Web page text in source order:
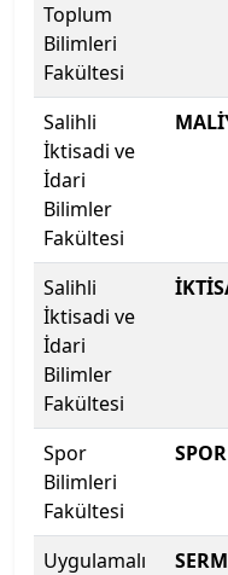
İzmir Bakırçay
İzmir Demokrasi
İzmir Ekonomi
İzmir Katip Çelebi
İzmir Kavram
İzmir Tınaztepe
İzmir Yüksek
Kadir Has
Kafkas Üniversitesi
Toplum
Bilimleri
Fakültesi
Salihli
İktisadi ve
İdari
Bilimler
Fakültesi
Salihli
İktisadi ve
İdari
Bilimler
Fakültesi
Spor
Bilimleri
Fakültesi
Uygulamalı